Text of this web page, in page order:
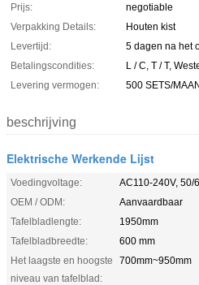
Prijs:
negotiable
Verpakking Details:
Houten kist
Levertijd:
5 dagen na het
Betalingscondities:
L / C, T / T,
Levering vermogen:
500 SETS/
beschrijving
Elektrische Werkende Lijst
Voedingvoltage:
AC110-240V, 50/
OEM / ODM:
Aanvaardbaar
Tafelbladlengte:
1950mm
Tafelbladbreedte:
600 mm
Het laagste en hoogste
niveau van tafelblad:
700mm~950mm